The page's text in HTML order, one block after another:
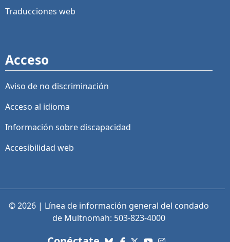
Traducciones web
Acceso
Aviso de no discriminación
Acceso al idioma
Información sobre discapacidad
Accesibilidad web
© 2026 | Línea de información general del condado
de Multnomah: 503-823-4000